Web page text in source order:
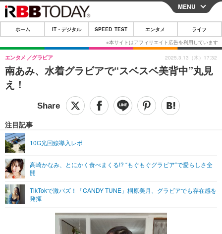
CLOSE
ホーム
IT・デジタル
IT・デジタルTOP スマートフォン
ショッピング その他
SPEED TEST
エンタメTOP 映画・ドラマ
ショッピング その他
ライフTOP
リリース一覧
プッシュ通知の停止方法
MENU
ホーム IT・デジタル SPEED TEST エンタメ ライフ
南あみ、水着グラビアで“スベスベ美背中”丸見
え！
エンタメ グラビア
注目記事
10G光回線導入レポ
高崎かなみ、とにかく食べまくる!? “もぐもぐグラビア”で愛らしさ全
開
TikTokで激バズ！「CANDY TUNE」桐原美月、グラビアでも存在感を
発揮
2025.3.13（木）17:32